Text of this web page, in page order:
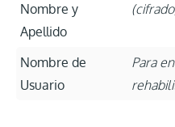
Nombre y
Apellido
Nombre de
Usuario
Para